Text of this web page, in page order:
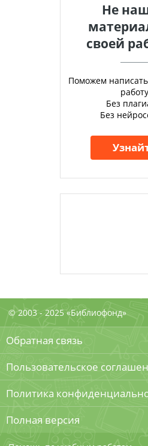
Не
своей
Поможем
работу
Без
Без
© 2003 - 2025 «Библиофонд»
Обратная связь
Пользовательское
Политика
Полная версия